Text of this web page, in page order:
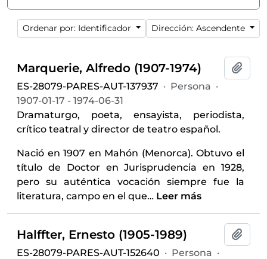
Ordenar por: Identificador Dirección: Ascendente
Marquerie, Alfredo (1907-1974)
ES-28079-PARES-AUT-137937 · Persona ·
1907-01-17 - 1974-06-31
Dramaturgo, poeta, ensayista, periodista,
crítico teatral y director de teatro español.
Nació en 1907 en Mahón (Menorca). Obtuvo el
título de Doctor en Jurisprudencia en 1928,
pero su auténtica vocación siempre fue la
literatura, campo en el que… Leer más
Halffter, Ernesto (1905-1989)
ES-28079-PARES-AUT-152640 · Persona ·